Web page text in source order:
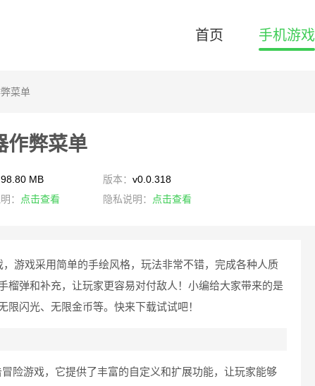
首页 手机游戏
菜单
作弊菜单
98.80 MB 版本： v0.0.318
： 点击查看 隐私说明： 点击查看
游戏采用简单的手绘风格，玩法非常不错，完成各种人质
榴弹和补充，让玩家更容易对付敌人！小编给大家带来的是
闪光、无限金币等。快来下载试试吧！
险游戏，它提供了丰富的自定义和扩展功能，让玩家能够